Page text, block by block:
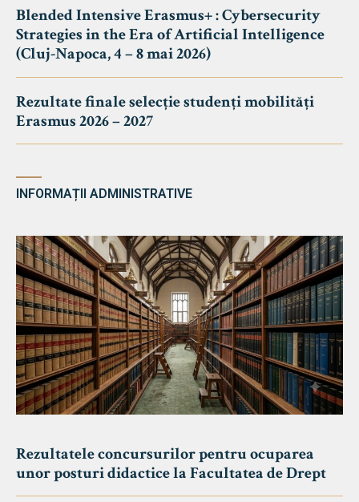
Blended Intensive Erasmus+ : Cybersecurity
Strategies in the Era of Artificial Intelligence
(Cluj-Napoca, 4 – 8 mai 2026)
Rezultate finale selecție studenți mobilități
Erasmus 2026 – 2027
INFORMAȚII ADMINISTRATIVE
Rezultatele concursurilor pentru ocuparea
unor posturi didactice la Facultatea de Drept